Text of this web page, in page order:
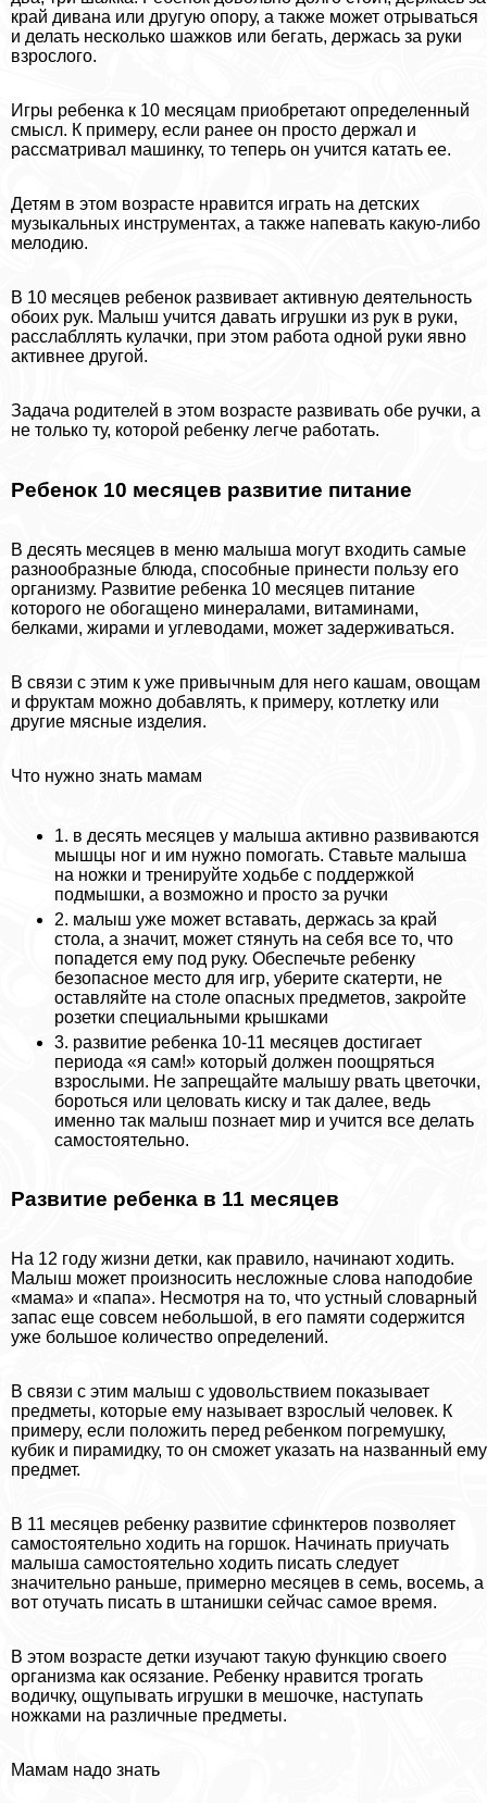
край дивана или другую опору, а также может отрываться
и делать несколько шажков или бегать, держась за руки
взрослого.
Игры ребенка к 10 месяцам приобретают определенный
смысл. К примеру, если ранее он просто держал и
рассматривал машинку, то теперь он учится катать ее.
Детям в этом возрасте нравится играть на детских
музыкальных инструментах, а также напевать какую-либо
мелодию.
В 10 месяцев ребенок развивает активную деятельность
обоих рук. Малыш учится давать игрушки из рук в руки,
расслабллять кулачки, при этом работа одной руки явно
активнее другой.
Задача родителей в этом возрасте развивать обе ручки, а
не только ту, которой ребенку легче работать.
Ребенок 10 месяцев развитие питание
В десять месяцев в меню малыша могут входить самые
разнообразные блюда, способные принести пользу его
организму. Развитие ребенка 10 месяцев питание
которого не обогащено минералами, витаминами,
белками, жирами и углеводами, может задерживаться.
В связи с этим к уже привычным для него кашам, овощам
и фруктам можно добавлять, к примеру, котлетку или
другие мясные изделия.
Что нужно знать мамам
1. в десять месяцев у малыша активно развиваются
мышцы ног и им нужно помогать. Ставьте малыша
на ножки и тренируйте ходьбе с поддержкой
подмышки, а возможно и просто за ручки
2. малыш уже может вставать, держась за край
стола, а значит, может стянуть на себя все то, что
попадется ему под руку. Обеспечьте ребенку
безопасное место для игр, уберите скатерти, не
оставляйте на столе опасных предметов, закройте
розетки специальными крышками
3. развитие ребенка 10-11 месяцев достигает
периода «я сам!» который должен поощряться
взрослыми. Не запрещайте малышу рвать цветочки,
бороться или целовать киску и так далее, ведь
именно так малыш познает мир и учится все делать
самостоятельно.
Развитие ребенка в 11 месяцев
На 12 году жизни детки, как правило, начинают ходить.
Малыш может произносить несложные слова наподобие
«мама» и «папа». Несмотря на то, что устный словарный
запас еще совсем небольшой, в его памяти содержится
уже большое количество определений.
В связи с этим малыш с удовольствием показывает
предметы, которые ему называет взрослый человек. К
примеру, если положить перед ребенком погремушку,
кубик и пирамидку, то он сможет указать на названный ему
предмет.
В 11 месяцев ребенку развитие сфинктеров позволяет
самостоятельно ходить на горшок. Начинать приучать
малыша самостоятельно ходить писать следует
значительно раньше, примерно месяцев в семь, восемь, а
вот отучать писать в штанишки сейчас самое время.
В этом возрасте детки изучают такую функцию своего
организма как осязание. Ребенку нравится трогать
водичку, ощупывать игрушки в мешочке, наступать
ножками на различные предметы.
Мамам надо знать